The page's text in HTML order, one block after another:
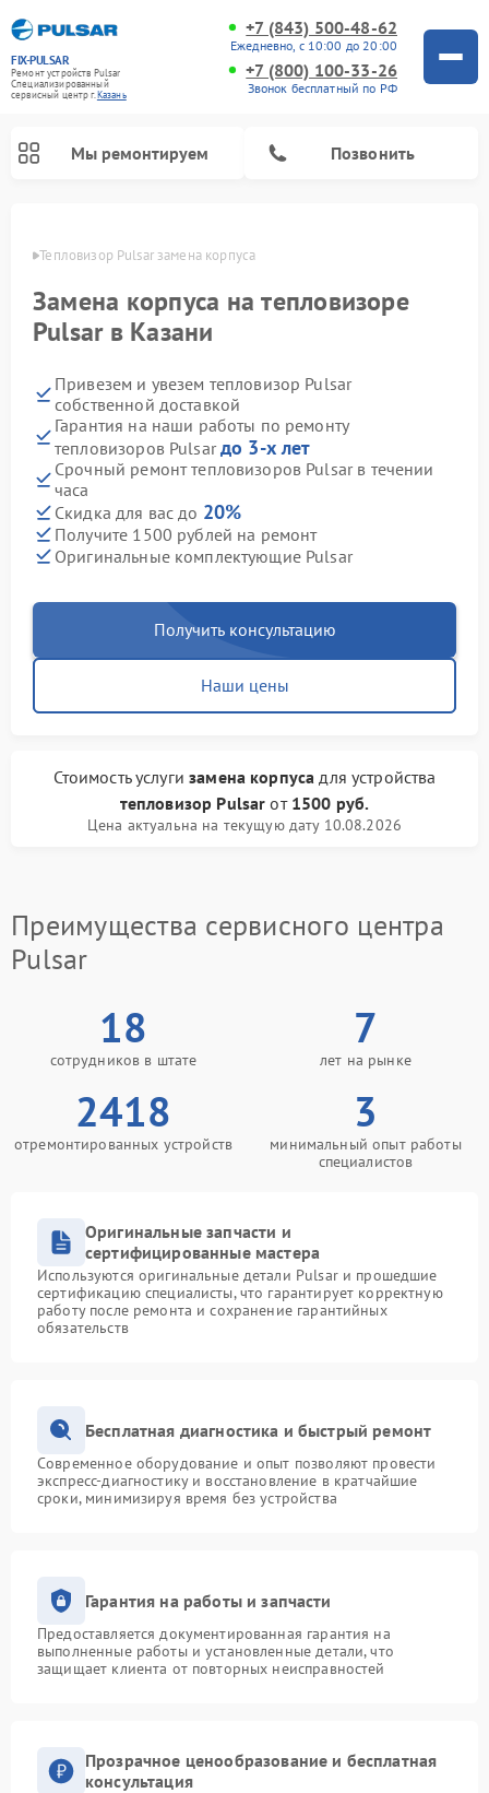
FIX-PULSAR
Ремонт устройств Pulsar
Специализированный
cервисный центр г.Казань
+7 (843) 500-48-62
Ежедневно, с 10:00 до 20:00
+7 (800) 100-33-26
Звонок бесплатный по РФ
Мы ремонтируем Позвонить
Тепловизор Pulsar замена корпуса
Замена корпуса на тепловизоре
Pulsar в Казани
Привезем и увезем тепловизор Pulsar
собственной доставкой
Гарантия на наши работы по ремонту
тепловизоров Pulsarдо 3-х лет
Срочный ремонт тепловизоров Pulsar в течении
часа
Скидка для вас до 20%
Получите 1500 рублей на ремонт
Оригинальные комплектующие Pulsar
Получить консультацию
Наши цены
Стоимость услугизамена корпуса для устройства
тепловизор Pulsar от 1500 руб.
Цена актуальна на текущую дату 10.08.2026
Преимущества сервисного центра
Pulsar
18
сотрудников в штате
7
лет на рынке
2418
отремонтированных устройств
3
минимальный опыт работы
специалистов
Оригинальные запчасти и
сертифицированные мастера
Используются оригинальные детали Pulsar и прошедшие
сертификацию специалисты, что гарантирует корректную
работу после ремонта и сохранение гарантийных
обязательств
Бесплатная диагностика и быстрый ремонт
Современное оборудование и опыт позволяют провести
экспресс-диагностику и восстановление в кратчайшие
сроки, минимизируя время без устройства
Гарантия на работы и запчасти
Предоставляется документированная гарантия на
выполненные работы и установленные детали, что
защищает клиента от повторных неисправностей
Прозрачное ценообразование и бесплатная
консультация